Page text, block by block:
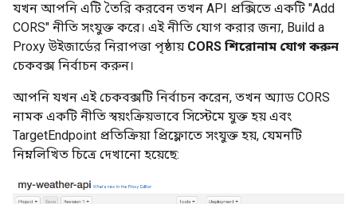
যখন আপনি এটি তৈরি করবেন তখন API প্রক্সিতে একটি "Add
CORS" নীতি সংযুক্ত করে। এই নীতি যোগ করার জন্য, Build a
Proxy উইজার্ডের নিরাপত্তা পৃষ্ঠায় CORS শিরোনাম যোগ করুন
চেকবক্স নির্বাচন করুন।
আপনি যখন এই চেকবক্সটি নির্বাচন করেন, তখন অ্যাড CORS
নামক একটি নীতি স্বয়ংক্রিয়ভাবে সিস্টেমে যুক্ত হয় এবং
TargetEndpoint প্রতিক্রিয়া প্রিফ্লোতে সংযুক্ত হয়, যেমনটি
নিম্নলিখিত চিত্রে দেখানো হয়েছে: